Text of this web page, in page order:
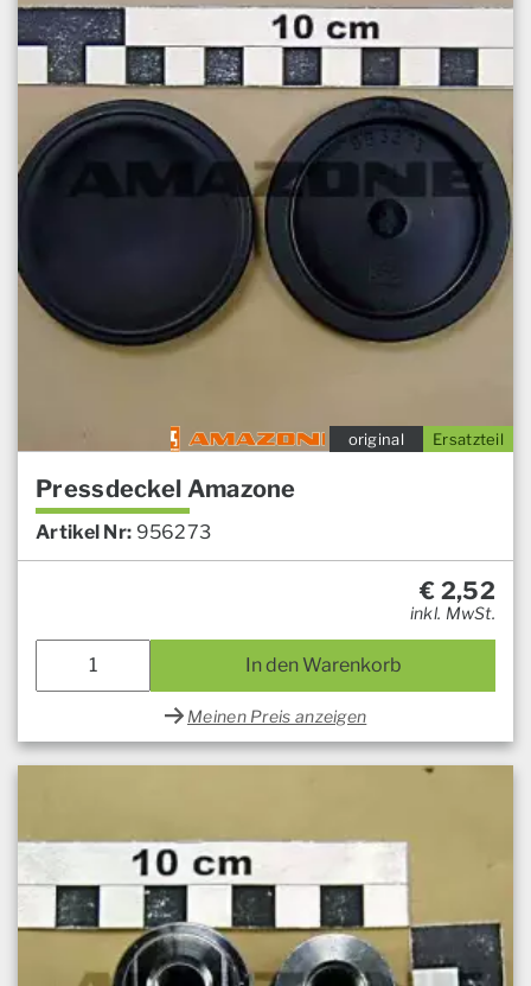
Ersatzteil
original
Pressdeckel Amazone
Artikel Nr: 956273
€ 2,52
inkl. MwSt.
In den Warenkorb
Meinen Preis anzeigen